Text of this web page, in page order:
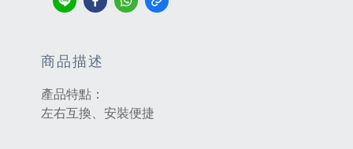
商品描述
產品特點：
左右互換、安裝便捷